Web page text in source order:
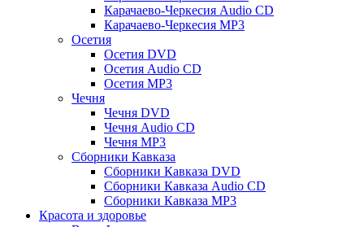
Карачаево-Черкесия Audio CD
Карачаево-Черкесия MP3
Осетия
Осетия DVD
Осетия Audio CD
Осетия MP3
Чечня
Чечня DVD
Чечня Audio CD
Чечня MP3
Сборники Кавказа
Сборники Кавказа DVD
Сборники Кавказа Audio CD
Сборники Кавказа MP3
Красота и здоровье